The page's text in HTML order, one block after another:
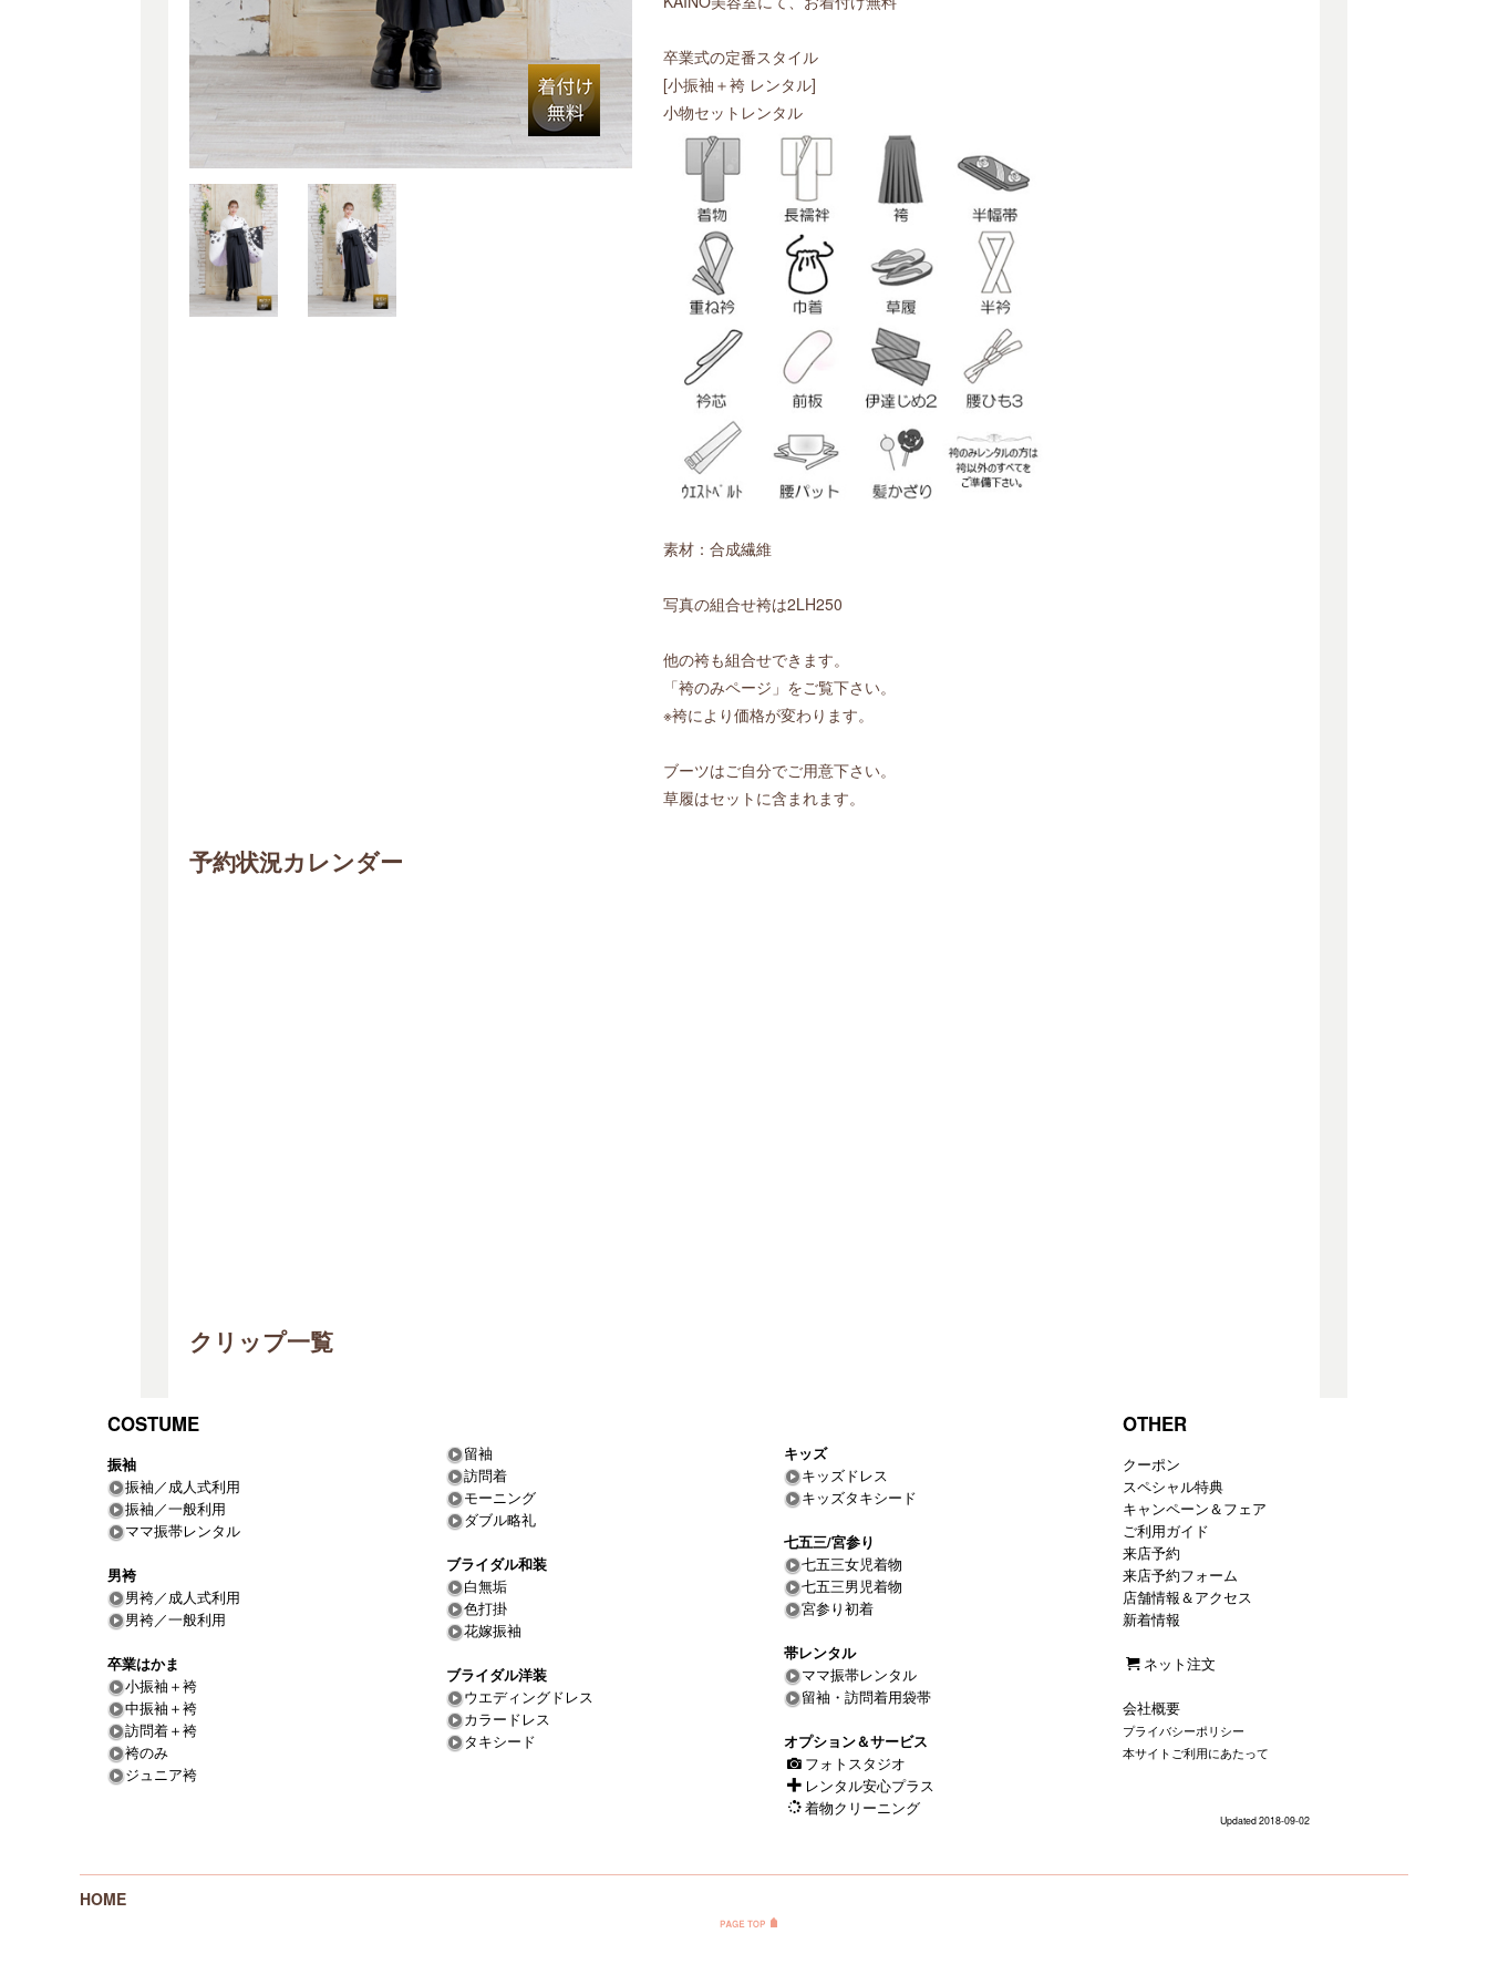
卒業式の定番スタイル
[小振袖＋袴 レンタル]
小物セットレンタル
素材：合成繊維
写真の組合せ袴は2LH250
他の袴も組合せできます。
「袴のみページ」をご覧下さい。
※袴により価格が変わります。
ブーツはご自分でご用意下さい。
草履はセットに含まれます。
予約状況カレンダー
クリップ一覧
COSTUME
振袖
振袖／成人式利用
振袖／一般利用
ママ振帯レンタル
男袴
男袴／成人式利用
男袴／一般利用
卒業はかま
小振袖＋袴
中振袖＋袴
訪問着＋袴
袴のみ
ジュニア袴
留袖
訪問着
モーニング
ダブル略礼
ブライダル和装
白無垢
色打掛
花嫁振袖
ブライダル洋装
ウエディングドレス
カラードレス
タキシード
キッズ
キッズドレス
キッズタキシード
七五三/宮参り
七五三女児着物
七五三男児着物
宮参り初着
帯レンタル
ママ振帯レンタル
留袖・訪問着用袋帯
オプション＆サービス
フォトスタジオ
レンタル安心プラス
着物クリーニング
OTHER
クーポン
スペシャル特典
キャンペーン＆フェア
ご利用ガイド
来店予約
来店予約フォーム
店舗情報＆アクセス
新着情報
ネット注文
会社概要
プライバシーポリシー
本サイトご利用にあたって
Updated 2018-09-02
HOME